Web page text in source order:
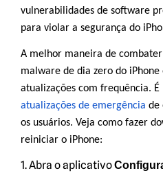
vulnerabilidades de software
para violar a segurança do
A melhor maneira de
malware de dia zero do
atualizações com frequência. É
atualizações de emergência de
os usuários. Veja como fazer
reiniciar o iPhone:
1. Abra o aplicativo